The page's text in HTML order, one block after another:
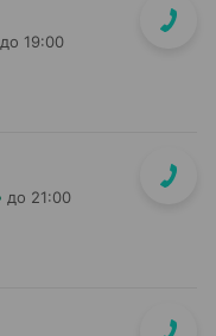
до 19:00
до 21:00